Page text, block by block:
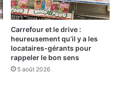
Carrefour et le drive :
heureusement qu’il y a les
locataires-gérants pour
rappeler le bon sens
5 août 2026